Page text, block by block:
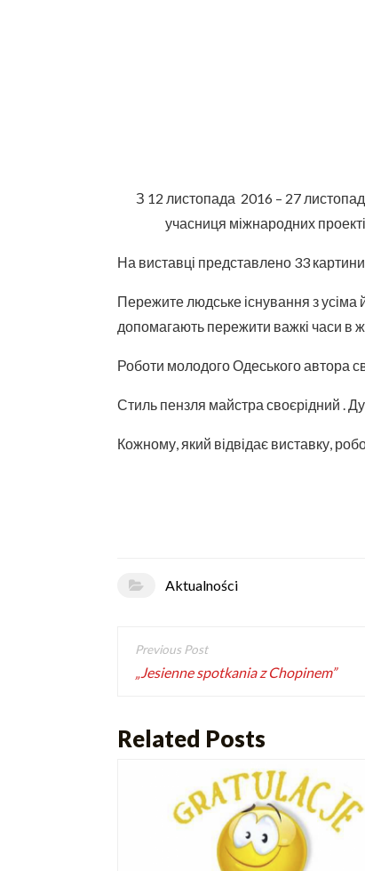
З 12 листопада 2016 – 27
учасниця міжнародних
На виставці представлено 33
Пережите людське існування з усіма
допомагають пережити важкі часи в
Роботи молодого Одеського автора
Стиль пензля майстра своєрідний .
Кожному, який відвідає виставку,
Aktualności
„Jesienne spotkania z Chopinem”
Related Posts